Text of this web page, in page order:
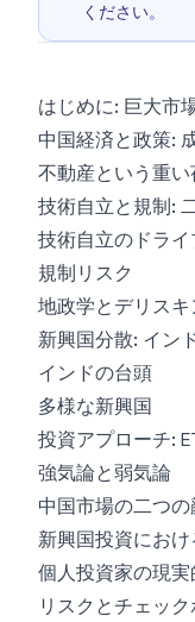
ください。
はじめに: 巨大市
中国経済と政策:
不動産という重い
技術自立と規制:
技術自立のドライ
規制リスク
地政学とデリス
新興国分散: イン
インドの台頭
多様な新興国
投資アプローチ:
強気論と弱気論
中国市場の二つ
新興国投資にお
個人投資家の現
リスクとチェック